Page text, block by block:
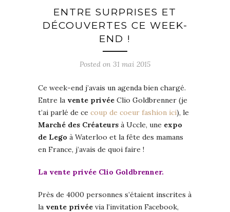
ENTRE SURPRISES ET
DÉCOUVERTES CE WEEK-
END !
Posted on 31 mai 2015
Ce week-end j’avais un agenda bien chargé.
Entre la vente privée Clio Goldbrenner (je
t’ai parlé de ce coup de coeur fashion ici), le
Marché des Créateurs à Uccle, une expo
de Lego à Waterloo et la fête des mamans
en France, j’avais de quoi faire !
La vente privée Clio Goldbrenner.
Près de 4000 personnes s’étaient inscrites à
la vente privée via l’invitation Facebook,